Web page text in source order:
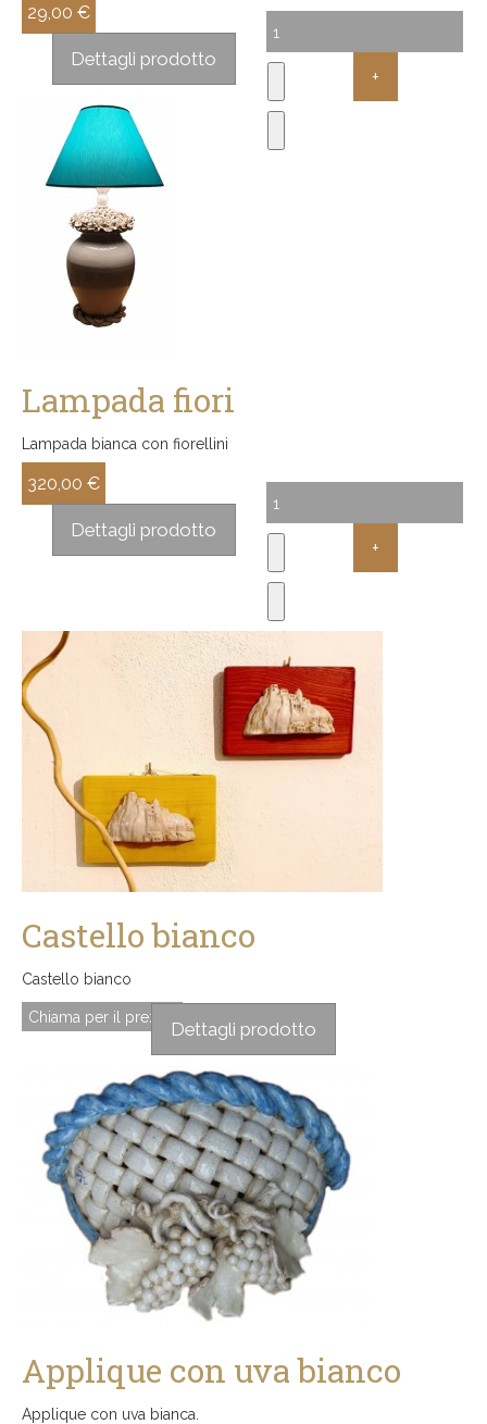
29,00 €
Dettagli prodotto
Lampada fiori
Lampada bianca con fiorellini
320,00 €
Dettagli prodotto
Castello bianco
Castello bianco
Chiama per il prezzo
Dettagli prodotto
Applique con uva bianco
Applique con uva bianca.